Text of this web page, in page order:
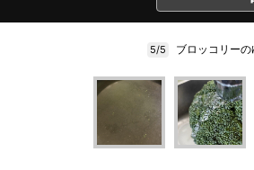
5/5 ブロッコリー